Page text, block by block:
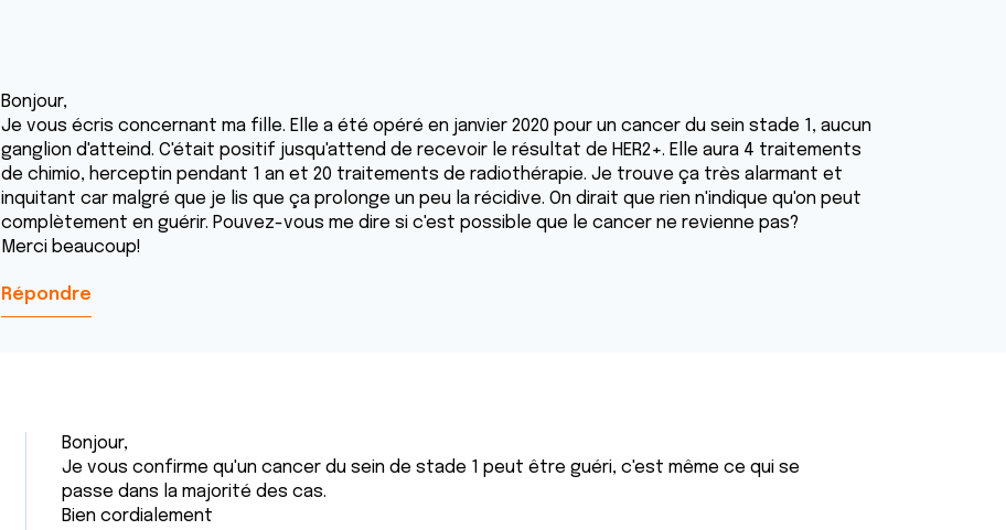
Bonjour,
Je vous écris concernant ma fille. Elle a été opéré en janvier 2020 pour un cancer du sein stade 1, aucun
ganglion d'atteind. C'était positif jusqu'attend de recevoir le résultat de HER2+. Elle aura 4 traitements
de chimio, herceptin pendant 1 an et 20 traitements de radiothérapie. Je trouve ça très alarmant et
inquitant car malgré que je lis que ça prolonge un peu la récidive. On dirait que rien n'indique qu'on peut
complètement en guérir. Pouvez-vous me dire si c'est possible que le cancer ne revienne pas?
Merci beaucoup!
Répondre
Bonjour,
Je vous confirme qu'un cancer du sein de stade 1 peut être guéri, c'est même ce qui se
passe dans la majorité des cas.
Bien cordialement